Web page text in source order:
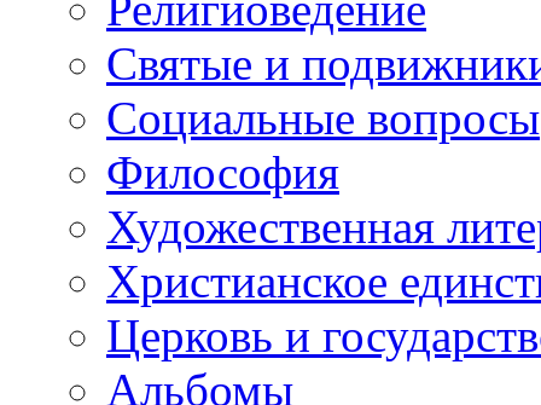
Святые и
Социальные вопросы
Философия
Художественная
Христианское
Церковь и
Альбомы